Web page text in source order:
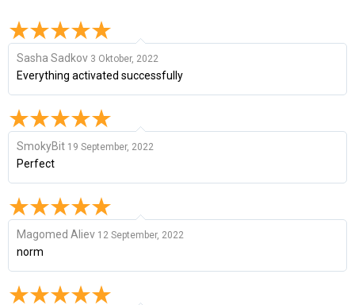
Sasha Sadkov 3 Oktober, 2022
Everything activated successfully
SmokyBit 19 September, 2022
Perfect
Magomed Aliev 12 September, 2022
norm